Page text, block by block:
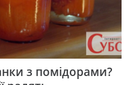
з помідорами?